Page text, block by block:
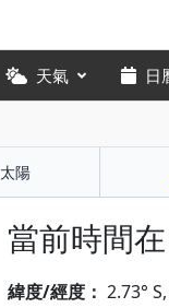
天氣 日
太陽
當前時間
緯度/經度： 2.73°